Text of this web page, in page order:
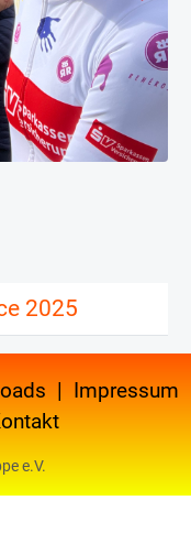
2025
| Impressum
e.V.